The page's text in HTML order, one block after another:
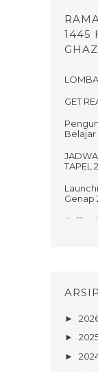
1445
GET
Belajar
TAPEL
Genap
FILM
►
►
►